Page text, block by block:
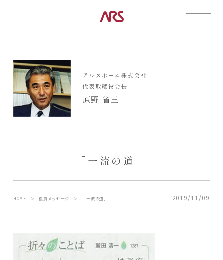
展示場
見学会
資料請求
ARS HOMEとは
- ARS WAY
POSTS
お知らせ
アルスホーム株式会社
代表取締役会長
原野 省三
「一流の道」
HOME ＞役員メッセージ ＞ 「一流の道」 2019/11/09